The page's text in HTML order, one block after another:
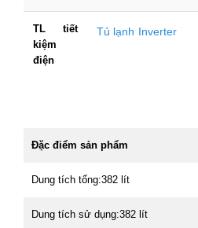
TL tiết
kiệm
điện
Tủ lạnh Inverter
Đặc điểm sản phẩm
Dung tích tổng:382 lít
Dung tích sử dụng:382 lít